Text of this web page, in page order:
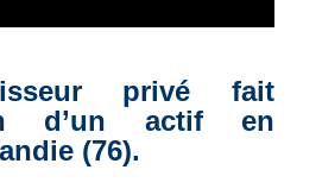
privé fait
d’un actif en
(76).